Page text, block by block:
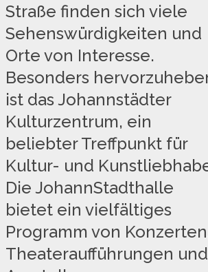
Straße finden sich viele
Sehenswürdigkeiten und
Orte von Interesse.
Besonders
ist das Johannstädter
Kulturzentrum, ein
beliebter Treffpunkt für
Kultur- und
Die JohannStadthalle
bietet ein vielfältiges
Programm von
Theateraufführungen und